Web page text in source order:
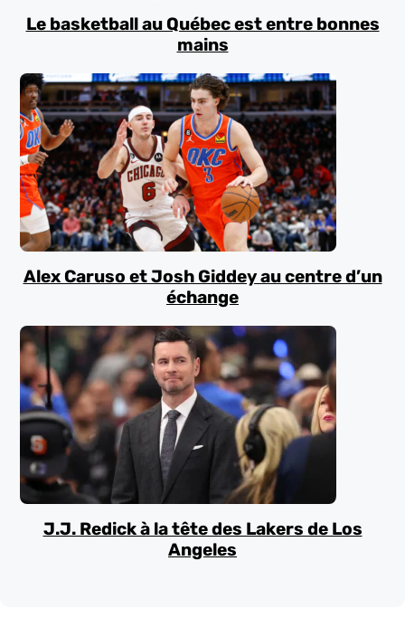
Le basketball au Québec est entre bonnes
mains
Alex Caruso et Josh Giddey au centre d’un
échange
J.J. Redick à la tête des Lakers de Los
Angeles